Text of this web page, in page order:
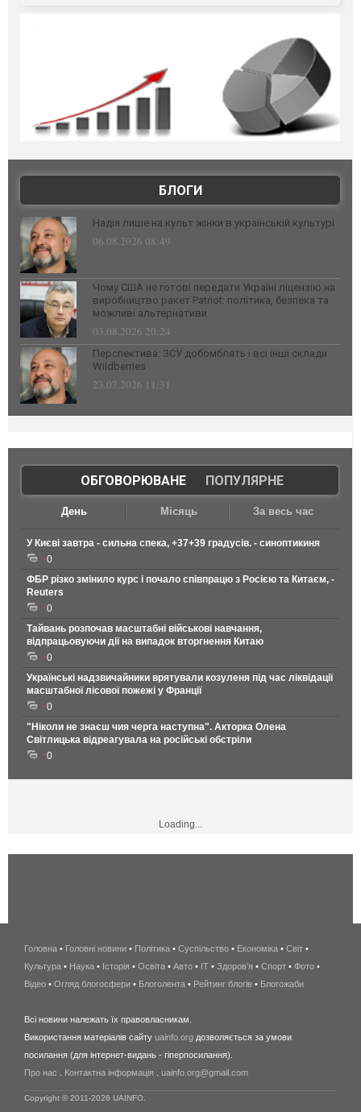
БЛОГИ
Надія лише на культ жінки в українській культурі
06.08.2026 08:49
Чому США не готові передати Україні ліцензію на
виробництво ракет Patriot: політика, безпека та
можливі альтернативи
03.08.2026 20:24
Перспектива: ЗСУ добомблять і всі інші склади
Wildberries
23.07.2026 11:31
ОБГОВОРЮВАНЕ| ПОПУЛЯРНЕ
День Місяць За весь час
У Києві завтра - сильна спека, +37+39 градусів. - синоптикиня
0
ФБР різко змінило курс і почало співпрацю з Росією та Китаєм, -
Reuters
0
Тайвань розпочав масштабні військові навчання,
відпрацьовуючи дії на випадок вторгнення Китаю
0
Українські надзвичайники врятували козуленя під час ліквідації
масштабної лісової пожежі у Франції
0
"Ніколи не знаєш чия черга наступна". Акторка Олена
Світлицька відреагувала на російські обстріли
0
Loading...
беспроводной
интернет
киев
wimax
в
Головна • Головні новини • Політика • Суспільство • Економіка • Світ •
Культура • Наука • Історія • Освіта • Авто • IT • Здоров'я • Спорт • Фото •
Відео • Огляд блогосфери • Блоголента • Рейтинг блогів • Блогожаби
Всі новини належать їх правовласникам.
Використання матеріалів сайту uainfo.org дозволяється за умови
посилання (для інтернет-видань - гіперпосилання).
Про нас
Контактна інформація uainfo.org@gmail.com
Copyright © 2011-2026 UAINFO.